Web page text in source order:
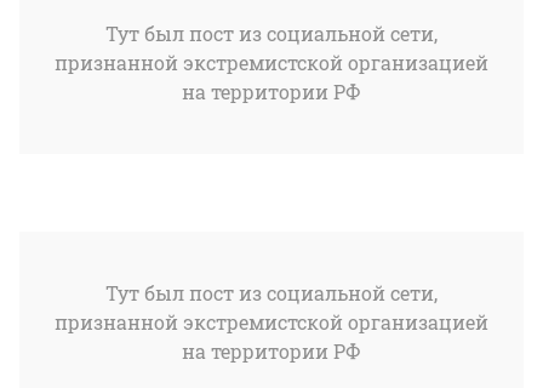
Тут был пост из социальной сети,
признанной экстремистской организацией
на территории РФ
Тут был пост из социальной сети,
признанной экстремистской организацией
на территории РФ